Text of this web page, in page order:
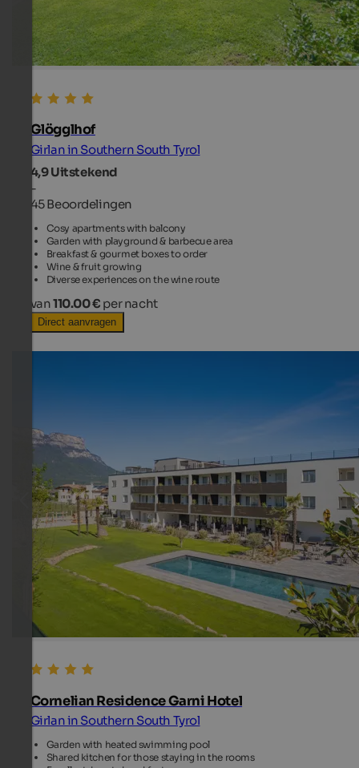
Glögglhof
Girlan in Southern South Tyrol
4,9Uitstekend
-
45 Beoordelingen
Cosy apartments with balcony
Garden with playground & barbecue area
Breakfast & gourmet boxes to order
Wine & fruit growing
Diverse experiences on the wine route
van110.00 € per nacht
Direct aanvragen
Cornelian Residence Garni Hotel
Girlan in Southern South Tyrol
Garden with heated swimming pool
Shared kitchen for those staying in the rooms